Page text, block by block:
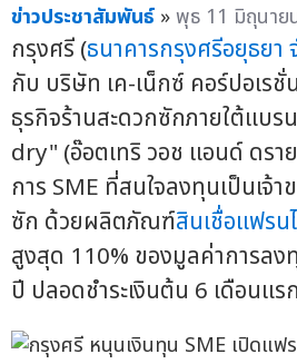
ข่าวประชาสัมพันธ์ »พุธ 11 มิถุนาย
กรุงศรี (ธนาคารกรุงศรีอยุธยา
กับ บริษัท เค-เน็กซ์ คอร์ปอเรชั่
ธุรกิจร้านสะดวกซักภายใต้แบ
dry" (อ๊อตเทริ วอช แอนด์ ดร
การ SME ที่สนใจลงทุนเป็นเจ้
ซัก ด้วยผลิตภัณฑ์สินเชื่อแฟรน
สูงสุด 110% ของมูลค่าการล
ปี ปลอดชำระเงินต้น 6 เดือนแรก